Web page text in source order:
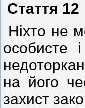
Стаття 12
Ніхто не
особисте
на його
захист